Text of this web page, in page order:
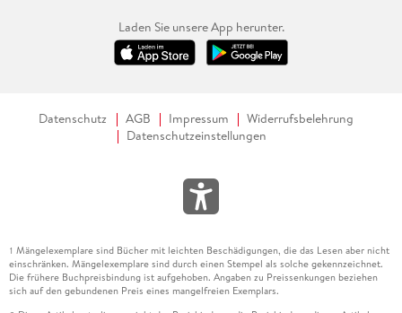
Laden Sie unsere App herunter.
Datenschutz AGB Impressum
Widerrufsbelehrung
Datenschutzeinstellungen
1 Mängelexemplare sind Bücher mit leichten Beschädigungen, die das Lesen aber nicht
einschränken. Mängelexemplare sind durch einen Stempel als solche gekennzeichnet.
Die frühere Buchpreisbindung ist aufgehoben. Angaben zu Preissenkungen beziehen
sich auf den gebundenen Preis eines mangelfreien Exemplars.